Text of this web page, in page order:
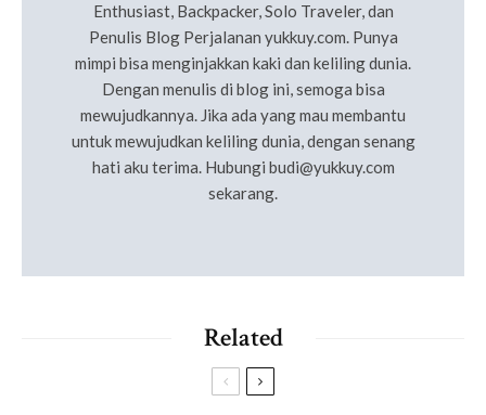
Enthusiast, Backpacker, Solo Traveler, dan
Penulis Blog Perjalanan yukkuy.com. Punya
mimpi bisa menginjakkan kaki dan keliling dunia.
Dengan menulis di blog ini, semoga bisa
mewujudkannya. Jika ada yang mau membantu
untuk mewujudkan keliling dunia, dengan senang
hati aku terima. Hubungi budi@yukkuy.com
sekarang.
Related